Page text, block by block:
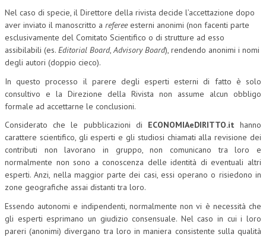
COMITATO EDITORIALE
REDAZIONE
PEER REVIEW
CODICE ETICO
COLLABORA CON NOI
CORPORATE SOCIAL RESPONSIBILITY
INTERNAZIONALIZZAZIONE
Nel caso di specie, il Direttore della rivista decide l’accettazione dopo
aver inviato il manoscritto a refereeesterni anonimi (non facenti parte
esclusivamente del Comitato Scientifico o di strutture ad esso
assibilabili (es. Editorial Board,Advisory Board), rendendo anonimi i nomi
degli autori (doppio cieco).
In questo processo il parere degli esperti esterni di fatto è solo
consultivo e la Direzione della Rivista non assume alcun obbligo
formale ad accettarne le conclusioni.
Considerato che le pubblicazioni di ECONOMIAeDIRITTO.it hanno
carattere scientifico, gli esperti e gli studiosi chiamati alla revisione dei
contributi non lavorano in gruppo, non comunicano tra loro e
normalmente non sono a conoscenza delle identità di eventuali altri
esperti. Anzi, nella maggior parte dei casi, essi operano o risiedono in
zone geografiche assai distanti tra loro.
Essendo autonomi e indipendenti, normalmente non vi è necessità che
gli esperti esprimano un giudizio consensuale. Nel caso in cui i loro
pareri (anonimi) divergano tra loro in maniera consistente sulla qualità